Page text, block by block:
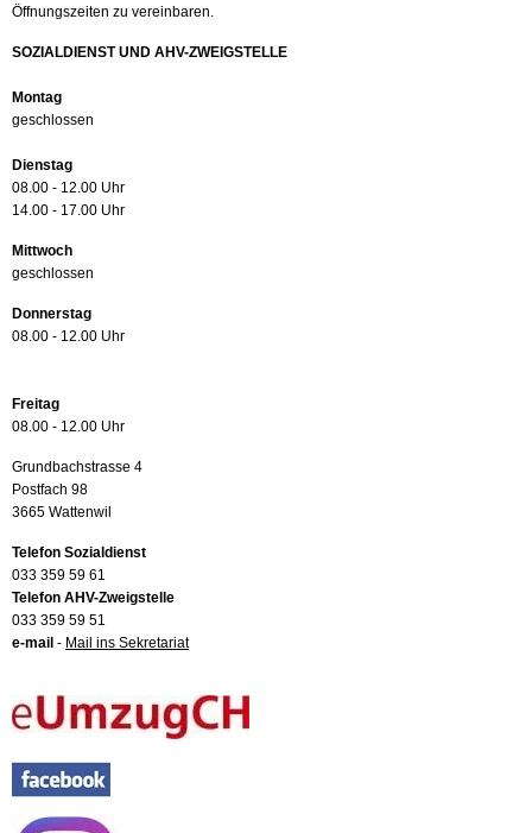
Öffnungszeiten zu vereinbaren.
SOZIALDIENST UND AHV-ZWEIGSTELLE
Montag
geschlossen
Dienstag
08.00 - 12.00 Uhr
14.00 - 17.00 Uhr
Mittwoch
geschlossen
Donnerstag
08.00 - 12.00 Uhr
Freitag
08.00 - 12.00 Uhr
Grundbachstrasse 4
Postfach 98
3665 Wattenwil
Telefon Sozialdienst
033 359 59 61
Telefon AHV-Zweigstelle
033 359 59 51
e-mail - Mail ins Sekretariat